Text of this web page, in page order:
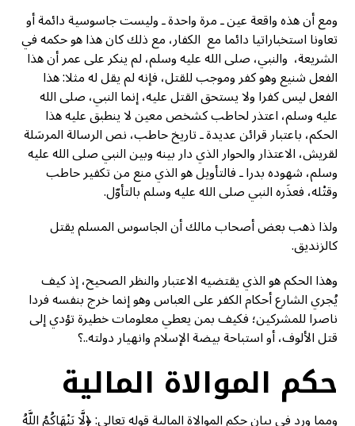
ومع أن هذه واقعة عين ـ مرة واحدة ـ وليست جاسوسية دائمة أو
تعاونا استخباراتيا دائما مع الكفار، مع ذلك كان هذا هو حكمه في
الشريعة، والنبي، صلى الله عليه وسلم، لم ينكر على عمر أن هذا
الفعل شنيع وهو كفر وموجب للقتل، فإنه لم يقل له مثلا: هذا
الفعل ليس كفرا ولا يستحق القتل عليه، إنما النبي، صلى الله
عليه وسلم، اعتذر لحاطب كشخص معين لا ينطبق عليه هذا
الحكم، باعتبار قرائن عديدة ـ تاريخ حاطب، نص الرسالة المرسَلة
لقريش، الاعتذار والحوار الذي دار بينه وبين النبي صلى الله عليه
وسلم، شهوده بدرا ـ فالتأويل هو الذي منع من تكفير حاطب
وقتْله، فعذَره النبي صلى الله عليه وسلم بالتأوّل.
ولذا ذهب بعض أصحاب مالك أن الجاسوس المسلم يقتل
كالزنديق.
وهذا الحكم هو الذي يقتضيه الاعتبار والنظر الصحيح، إذ كيف
يُجري الشارع أحكام الكفر على العباس وهو إنما خرج بنفسه فردا
ناصرا للمشركين؛ فكيف بمن يعطي معلومات خطيرة تؤدي إلى
قتل الألوف، أو استباحة بيضة الإسلام وانهيار دولته..؟
حكم الموالاة المالية
ومما ورد في بيان حكم الموالاة المالية قوله تعالى: ﴿لَّا يَنْهَاكُمُ اللَّهُ